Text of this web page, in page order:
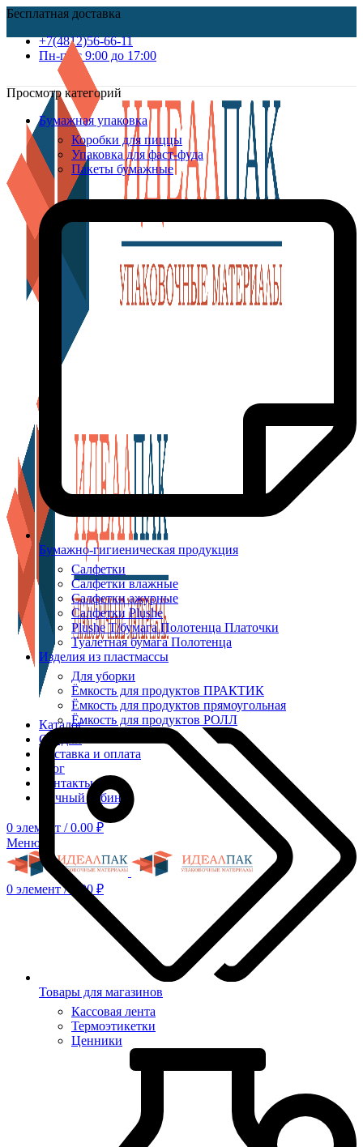
Бесплатная доставка
+7(4812)56-66-11
Пн-пт c 9:00 до 17:00
Каталог
Скидки
Доставка и оплата
Блог
Контакты
Личный кабинет
0 элемент / 0.00 ₽
Меню
0 элемент / 0.00 ₽
Просмотр категорий
Бумажная упаковка
Коробки для пиццы
Упаковка для фаст-фуда
Пакеты бумажные
Бумажно-гигиеническая продукция
Салфетки
Салфетки влажные
Салфетки ажурные
Салфетки Plushe
Plushe Т/бумага Полотенца Платочки
Туалетная бумага Полотенца
Изделия из пластмассы
Для уборки
Ёмкость для продуктов ПРАКТИК
Ёмкость для продуктов прямоугольная
Ёмкость для продуктов РОЛЛ
Товары для магазинов
Кассовая лента
Термоэтикетки
Ценники